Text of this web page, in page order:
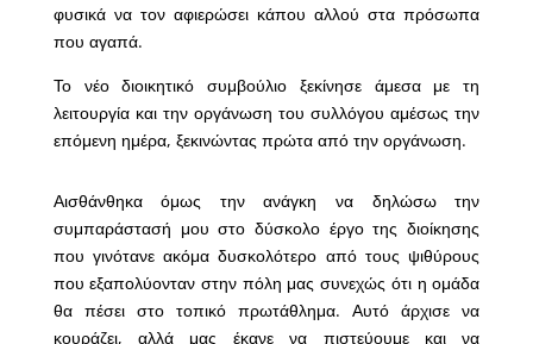
φυσικά να τον αφιερώσει κάπου αλλού στα πρόσωπα
που αγαπά.
Το νέο διοικητικό συμβούλιο ξεκίνησε άμεσα με τη
λειτουργία και την οργάνωση του συλλόγου αμέσως την
επόμενη ημέρα, ξεκινώντας πρώτα από την οργάνωση.
Αισθάνθηκα όμως την ανάγκη να δηλώσω την
συμπαράστασή μου στο δύσκολο έργο της διοίκησης
που γινότανε ακόμα δυσκολότερο από τους ψιθύρους
που εξαπολύονταν στην πόλη μας συνεχώς ότι η ομάδα
θα πέσει στο τοπικό πρωτάθλημα. Αυτό άρχισε να
κουράζει, αλλά μας έκανε να πιστεύουμε και να